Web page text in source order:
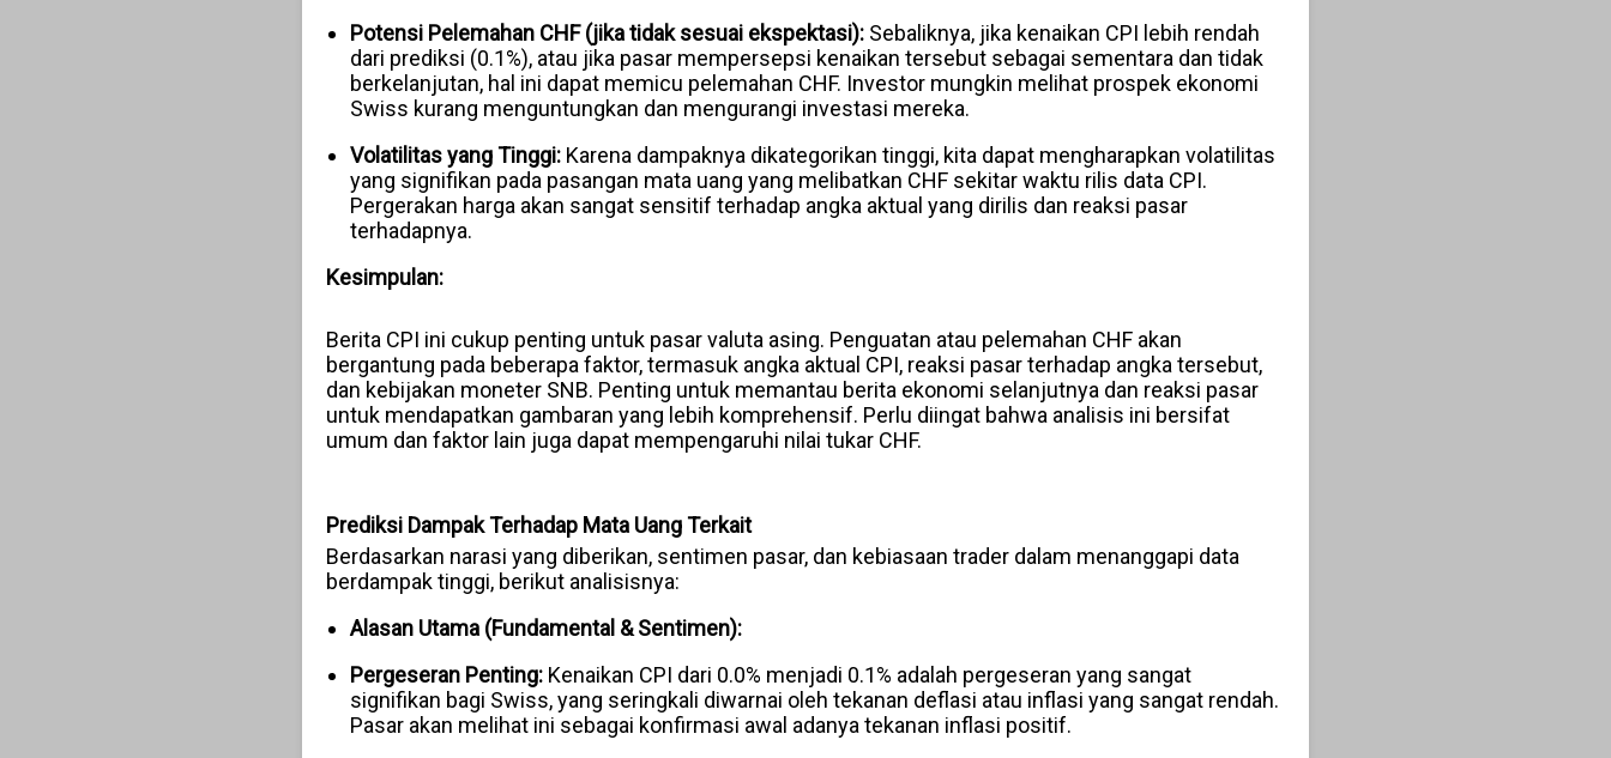
Potensi Pelemahan CHF (jika tidak sesuai ekspektasi):Sebaliknya, jika kenaikan CPI lebih rendah
dari prediksi (0.1%), atau jika pasar mempersepsi kenaikan tersebut sebagai sementara dan tidak
berkelanjutan, hal ini dapat memicu pelemahan CHF. Investor mungkin melihat prospek ekonomi
Swiss kurang menguntungkan dan mengurangi investasi mereka.
Volatilitas yang Tinggi:Karena dampaknya dikategorikan tinggi, kita dapat mengharapkan volatilitas
yang signifikan pada pasangan mata uang yang melibatkan CHF sekitar waktu rilis data CPI.
Pergerakan harga akan sangat sensitif terhadap angka aktual yang dirilis dan reaksi pasar
terhadapnya.
Kesimpulan:
Berita CPI ini cukup penting untuk pasar valuta asing. Penguatan atau pelemahan CHF akan
bergantung pada beberapa faktor, termasuk angka aktual CPI, reaksi pasar terhadap angka tersebut,
dan kebijakan moneter SNB. Penting untuk memantau berita ekonomi selanjutnya dan reaksi pasar
untuk mendapatkan gambaran yang lebih komprehensif. Perlu diingat bahwa analisis ini bersifat
umum dan faktor lain juga dapat mempengaruhi nilai tukar CHF.
Prediksi Dampak Terhadap Mata Uang Terkait
Berdasarkan narasi yang diberikan, sentimen pasar, dan kebiasaan trader dalam menanggapi data
berdampak tinggi, berikut analisisnya:
Alasan Utama (Fundamental & Sentimen):
Pergeseran Penting:Kenaikan CPI dari 0.0% menjadi 0.1% adalah pergeseran yang sangat
signifikan bagi Swiss, yang seringkali diwarnai oleh tekanan deflasi atau inflasi yang sangat rendah.
Pasar akan melihat ini sebagai konfirmasi awal adanya tekanan inflasi positif.